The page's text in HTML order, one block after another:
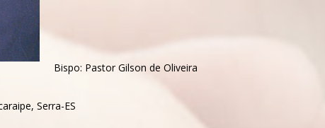
Bispo: Pastor Gilson de Oliveira
Serra-ES